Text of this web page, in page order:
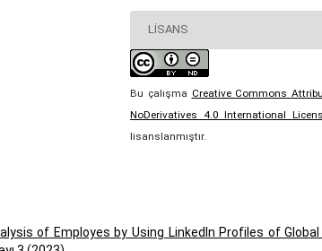
LISANS
Bu çalışma Creative Commons
NoDerivatives 4.0 International
lisanslanmıştır.
of Employes by Using LinkedIn Profiles of Global